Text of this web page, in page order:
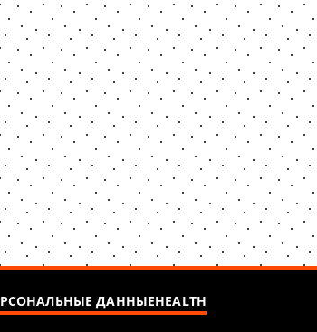
ДАННЫЕHEALTH